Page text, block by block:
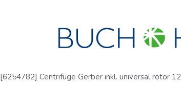
[6254782] Centrifuge Gerber inkl. universal rotor